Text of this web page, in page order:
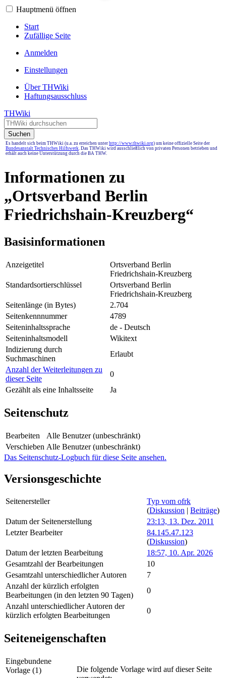
Hauptmenü öffnen
Start
Zufällige Seite
Anmelden
Einstellungen
Über THWiki
Haftungsausschluss
THWiki
Suchen
Es handelt sich beim THWiki (u.a. zu erreichen unter http://www.thwiki.org) um keine offizielle Seite der
Bundesanstalt Technisches Hilfswerk. Das THWiki wird ausschließlich von privaten Personen betrieben und
erhält auch keine Unterstützung durch die BA THW.
Informationen zu
„Ortsverband Berlin
Friedrichshain-Kreuzberg“
Basisinformationen
Anzeigetitel
Ortsverband Berlin
Friedrichshain-Kreuzberg
Standardsortierschlüssel
Ortsverband Berlin
Friedrichshain-Kreuzberg
Seitenlänge (in Bytes)
2.704
Seitenkennnummer
4789
Seiteninhaltssprache
de - Deutsch
Seiteninhaltsmodell
Wikitext
Indizierung durch
Suchmaschinen
Erlaubt
Anzahl der Weiterleitungen zu
dieser Seite
0
Gezählt als eine Inhaltsseite
Ja
Seitenschutz
Bearbeiten
Alle Benutzer (unbeschränkt)
Verschieben Alle Benutzer (unbeschränkt)
Das Seitenschutz-Logbuch für diese Seite ansehen.
Versionsgeschichte
Seitenersteller
Typ vom ofrk
(Diskussion | Beiträge)
Datum der Seitenerstellung
23:13, 13. Dez. 2011
Letzter Bearbeiter
84.145.47.123
(Diskussion)
Datum der letzten Bearbeitung
18:57, 10. Apr. 2026
Gesamtzahl der Bearbeitungen
10
Gesamtzahl unterschiedlicher Autoren
7
Anzahl der kürzlich erfolgten
Bearbeitungen (in den letzten 90 Tagen)
0
Anzahl unterschiedlicher Autoren der
kürzlich erfolgten Bearbeitungen
0
Seiteneigenschaften
Eingebundene
Vorlage (1)
Die folgende Vorlage wird auf dieser Seite